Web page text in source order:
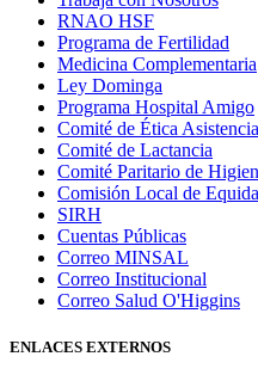
RNAO HSF
Programa de Fertilidad
Medicina Complementaria
Ley Dominga
Programa Hospital Amigo
Comité de Ética
Comité de Lactancia
Comité Paritario de
Comisión Local de
SIRH
Cuentas Públicas
Correo MINSAL
Correo Institucional
Correo Salud O'Higgins
ENLACES EXTERNOS